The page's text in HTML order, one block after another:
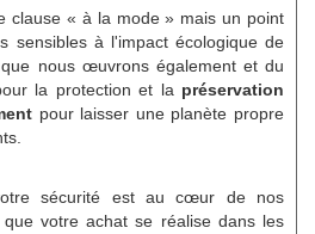
clause « à la mode » mais un point
sensibles à l'impact écologique de
nous œuvrons également et du
la protection et la préservation
pour laisser une planète propre
sécurité est au cœur de nos
que votre achat se réalise dans les